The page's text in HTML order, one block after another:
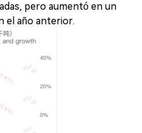
pero aumentó en un
el año anterior.